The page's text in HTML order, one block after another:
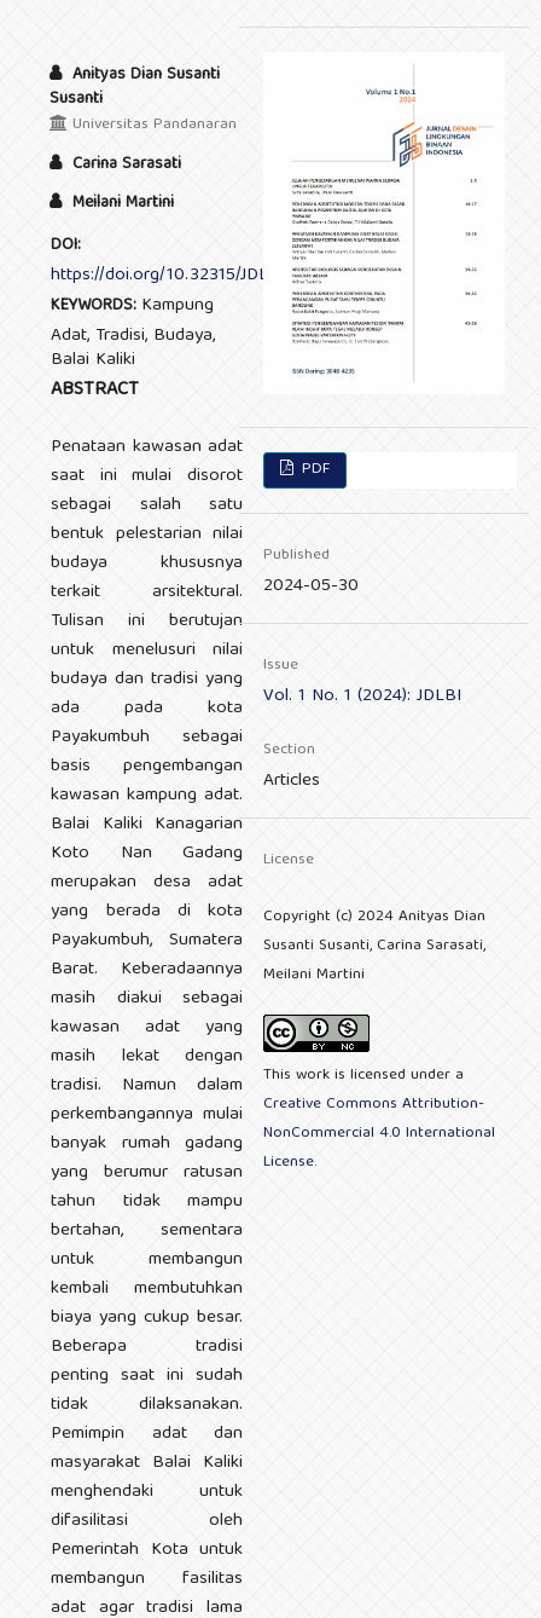
Anityas Dian Susanti
Susanti
Universitas Pandanaran
Carina Sarasati
Meilani Martini
DOI:
https://doi.org/10.32315/JDLBI.v1i1.268
KEYWORDS: Kampung
Adat, Tradisi, Budaya,
Balai Kaliki
ABSTRACT
Penataan kawasan adat
saat ini mulai disorot
sebagai salah satu
bentuk pelestarian nilai
budaya khususnya
terkait arsitektural.
Tulisan ini berutujan
untuk menelusuri nilai
budaya dan tradisi yang
ada pada kota
Payakumbuh sebagai
basis pengembangan
kawasan kampung adat.
Balai Kaliki Kanagarian
Koto Nan Gadang
merupakan desa adat
yang berada di kota
Payakumbuh, Sumatera
Barat. Keberadaannya
masih diakui sebagai
kawasan adat yang
masih lekat dengan
tradisi. Namun dalam
perkembangannya mulai
banyak rumah gadang
yang berumur ratusan
tahun tidak mampu
bertahan, sementara
untuk membangun
kembali membutuhkan
biaya yang cukup besar.
Beberapa tradisi
penting saat ini sudah
tidak dilaksanakan.
Pemimpin adat dan
masyarakat Balai Kaliki
menghendaki untuk
difasilitasi oleh
Pemerintah Kota untuk
membangun fasilitas
adat agar tradisi lama
PDF
Published
2024-05-30
Issue
Vol. 1 No. 1 (2024): JDLBI
Section
Articles
License
Copyright (c) 2024 Anityas Dian
Susanti Susanti, Carina Sarasati,
Meilani Martini
This work is licensed under a
Creative Commons Attribution-
NonCommercial 4.0 International
License.